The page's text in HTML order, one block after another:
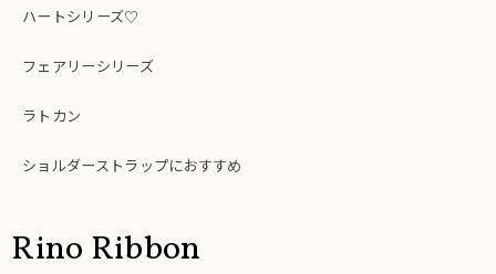
ハートシリーズ♡
フェアリーシリーズ
ラトカン
ショルダーストラップにおすすめ
Rino Ribbon